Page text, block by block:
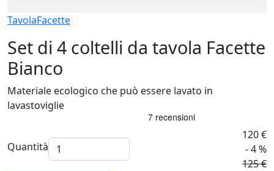
TavolaFacette
Set di 4 coltelli da tavola Facette
Bianco
Materiale ecologico che può essere lavato in
lavastoviglie
Quantità
120 €
- 4 %
125 €